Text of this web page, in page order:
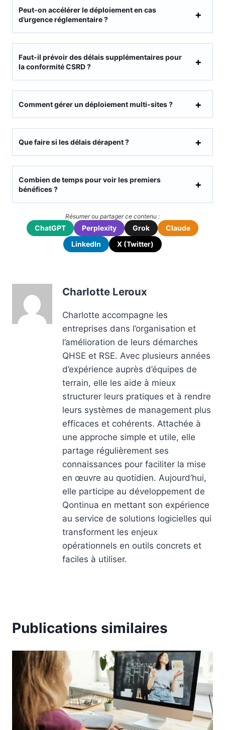
Peut-on accélérer le déploiement en cas
d’urgence réglementaire ?
Faut-il prévoir des délais supplémentaires pour
la conformité CSRD ?
Comment gérer un déploiement multi-sites ?
Que faire si les délais dérapent ?
Combien de temps pour voir les premiers
bénéfices ?
Résumer ou partager ce contenu :
ChatGPT Perplexity Grok
Claude
LinkedIn
X (Twitter)
Charlotte Leroux
Charlotte accompagne les
entreprises dans l’organisation et
l’amélioration de leurs démarches
QHSE et RSE. Avec plusieurs années
d’expérience auprès d’équipes de
terrain, elle les aide à mieux
structurer leurs pratiques et à rendre
leurs systèmes de management plus
efficaces et cohérents. Attachée à
une approche simple et utile, elle
partage régulièrement ses
connaissances pour faciliter la mise
en œuvre au quotidien. Aujourd’hui,
elle participe au développement de
Qontinua en mettant son expérience
au service de solutions logicielles qui
transforment les enjeux
opérationnels en outils concrets et
faciles à utiliser.
Publications similaires